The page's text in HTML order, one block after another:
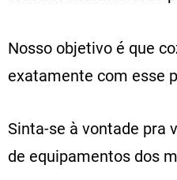
Nosso objetivo é que
exatamente com esse
Sinta-se à vontade pra
de equipamentos dos